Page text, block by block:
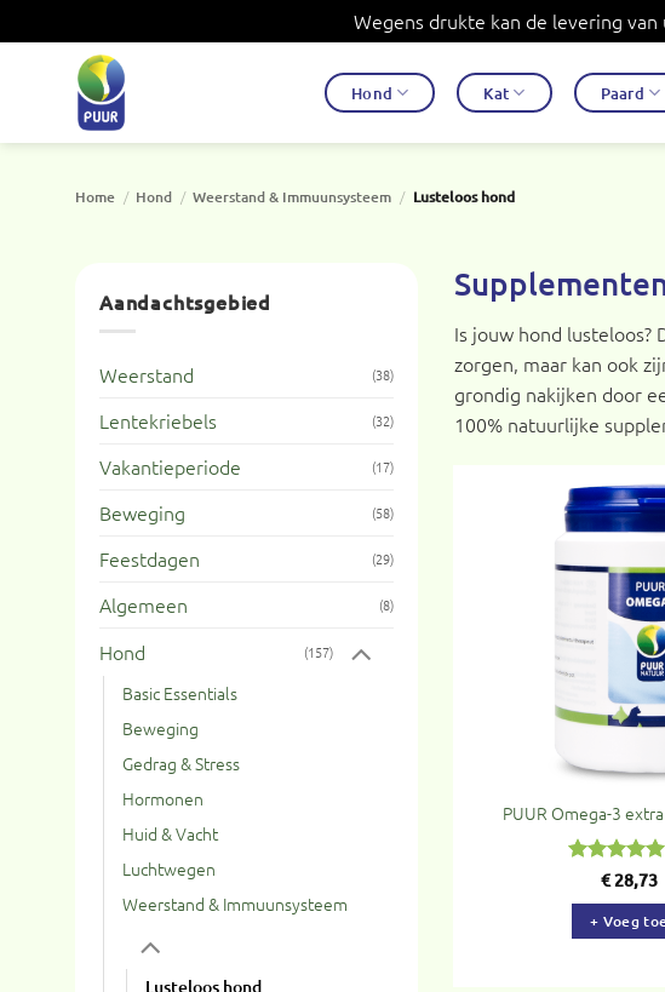
Wegens drukte kan de levering
Hond Kat Paard
Home / Hond / Weerstand & Immuunsysteem / Lusteloos hond
Aandachtsgebied
Weerstand (38)
Lentekriebels (32)
Vakantieperiode (17)
Beweging (58)
Feestdagen (29)
Algemeen (8)
Hond (157)
Basic Essentials
Beweging
Gedrag & Stress
Hormonen
Huid & Vacht
Luchtwegen
Weerstand & Immuunsysteem
Lusteloos hond
Is jouw hond
zorgen, maar kan ook
grondig nakijken door
100% natuurlijke
PUUR Omega-3
Gewaardeerd
€28,73
+ Voeg